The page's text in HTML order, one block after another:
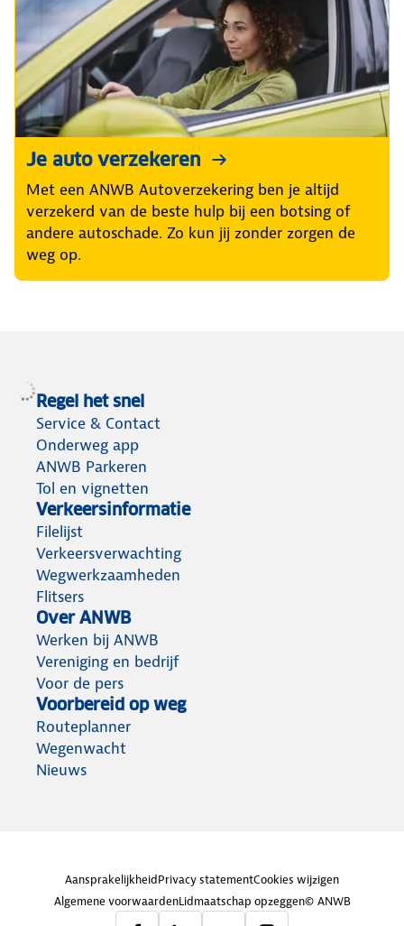
Je auto verzekeren
Met een ANWB Autoverzekering ben je altijd
verzekerd van de beste hulp bij een botsing of
andere autoschade. Zo kun jij zonder zorgen de
weg op.
Regel het snel
Service & Contact
Onderweg app
ANWB Parkeren
Tol en vignetten
Verkeersinformatie
Filelijst
Verkeersverwachting
Wegwerkzaamheden
Flitsers
Over ANWB
Werken bij ANWB
Vereniging en bedrijf
Voor de pers
Voorbereid op weg
Routeplanner
Wegenwacht
Nieuws
AansprakelijkheidPrivacy statementCookies wijzigen
Algemene voorwaardenLidmaatschap opzeggen© ANWB